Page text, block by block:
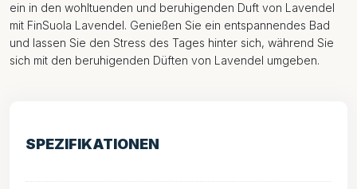
ein in den wohltuenden und beruhigenden Duft von Lavendel
mit FinSuola Lavendel. Genießen Sie ein entspannendes Bad
und lassen Sie den Stress des Tages hinter sich, während Sie
sich mit den beruhigenden Düften von Lavendel umgeben.
SPEZIFIKATIONEN